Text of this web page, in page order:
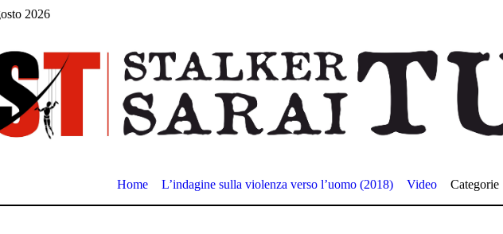
2026
Home L’indagine sulla violenza verso l’uomo (2018) Video Categorie